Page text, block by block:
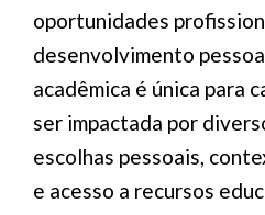
oportunidades
desenvolvimento
acadêmica é única para
ser impactada por
escolhas pessoais,
e acesso a recursos